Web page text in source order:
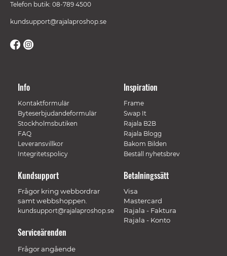
Telefon butik: 08-789 4500
kundsupport@rajalaproshop.se
Info
Kontaktformulär
Byteserbjudandeformulär
Stockholmsbutiken
FAQ
Leveransvillkor
Integritetspolicy
Inspiration
Frame
Swap It
Rajala B2B
Rajala Blogg
Bakom Bilden
Beställ nyhetsbrev
Betalningssätt
Visa
Mastercard
Rajala - Faktura
Rajala - Konto
Kundsupport
Frågor kring webbordrar
samt webbshoppen.
kundsupport@rajalaproshop.se
Serviceärenden
Frågor angående